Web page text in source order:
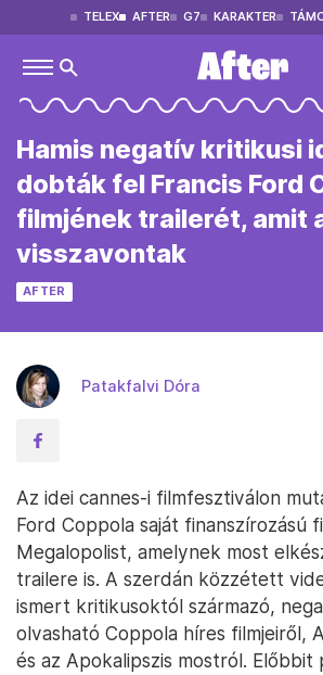
TELEX AFTER G7 KARAKTER
Hamis negatív kritikusi
dobták fel Francis Ford
filmjének trailerét, amit
visszavontak
AFTER
Patakfalvi Dóra
Az idei cannes-i filmfesztiválon
Ford Coppola saját finanszírozású
Megalopolist, amelynek most
trailere is. A szerdán közzétett
ismert kritikusoktól származó,
olvasható Coppola híres filmjeiről,
és az Apokalipszis mostról. Előbbit